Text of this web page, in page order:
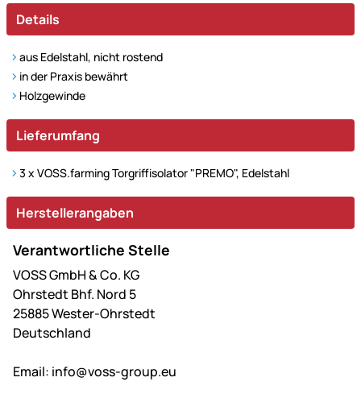
Details
aus Edelstahl, nicht rostend
in der Praxis bewährt
Holzgewinde
Lieferumfang
3 x VOSS.farming Torgriffisolator "PREMO", Edelstahl
Herstellerangaben
Verantwortliche Stelle
VOSS GmbH & Co. KG
Ohrstedt Bhf. Nord 5
25885 Wester-Ohrstedt
Deutschland
Email: info@voss-group.eu